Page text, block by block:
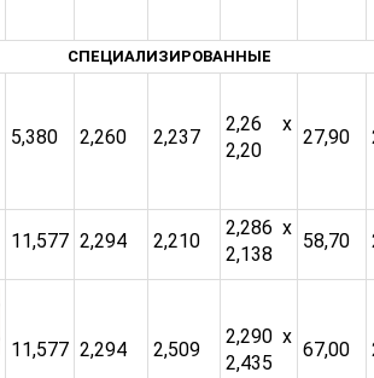
СПЕЦИАЛИЗИРОВАННЫЕ
5,380 2,260 2,237
2,26 x
2,20
27,90
11,577 2,294 2,210
2,286 x
2,138
58,70
11,577 2,294 2,509
2,290 x
2,435
67,00